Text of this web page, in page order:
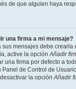
de que alguien haya
una firma a mi mensaje?
sus mensajes debe crearla
active la opciónAñadir
una firma por defecto a
Panel de Control de
la opciónAñadir